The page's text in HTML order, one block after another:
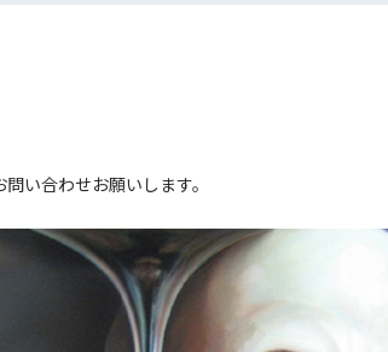
い合わせお願いします。